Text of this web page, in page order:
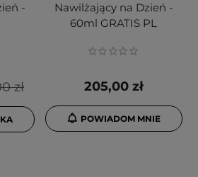
-
zł
Nawilżający na Dzień -
60ml GRATIS PL
205,00 zł
POWIADOM MNIE